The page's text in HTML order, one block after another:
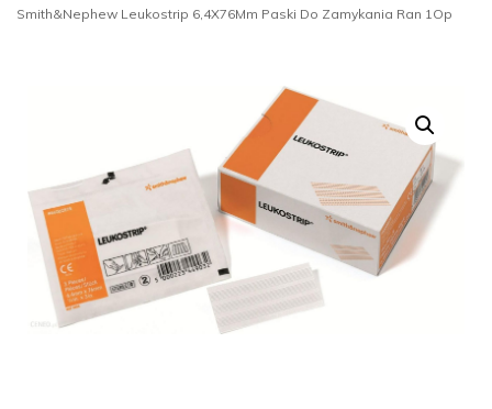
Smith&Nephew Leukostrip 6,4X76Mm Paski Do Zamykania Ran 1Op